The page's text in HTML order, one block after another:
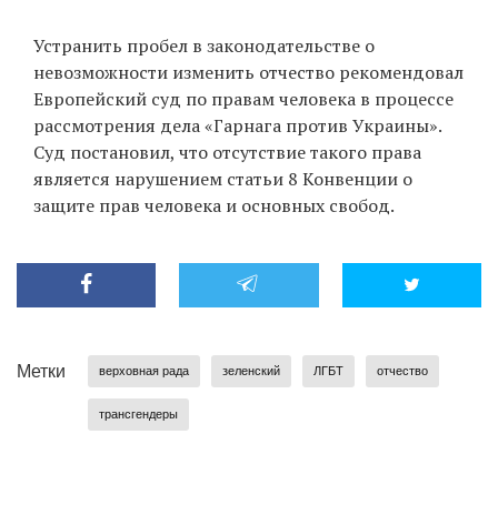
Устранить пробел в законодательстве о
невозможности изменить отчество рекомендовал
Европейский суд по правам человека в процессе
рассмотрения дела «Гарнага против Украины».
Суд постановил, что отсутствие такого права
является нарушением статьи 8 Конвенции о
защите прав человека и основных свобод.
Метки верховная рада зеленский ЛГБТ отчество
трансгендеры